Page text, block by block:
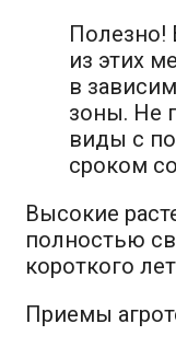
Полезно!
из этих
в
зоны. Не
виды с
сроком
Высокие
полностью
короткого
Приемы